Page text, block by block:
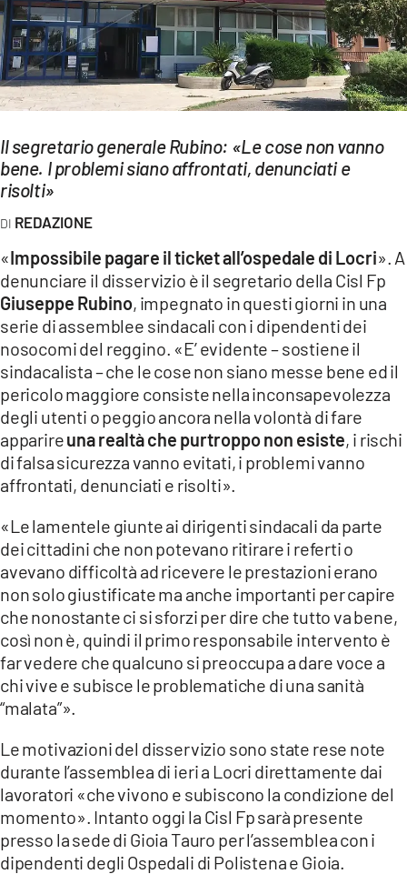
EVENTI
SPORT
Streaming
LAC TV
LAC NETWORK
LAC ONAIR
Network
LACPLAY.IT
LACTV.IT
LACONAIR.IT
LACITYMAG.IT
ILREGGINO.IT
COSENZACHANNEL.IT
ILVIBONESE.IT
CATANZAROCHANNEL.IT
LACAPITALENEWS.IT
App
ANDROID
APPLE
Il segretario generale Rubino: «Le cose non vanno
bene. I problemi siano affrontati, denunciati e
risolti»
REDAZIONE
«Impossibile pagare il ticket all’ospedale di Locri». A
denunciare il disservizio è il segretario della Cisl Fp
Giuseppe Rubino, impegnato in questi giorni in una
serie di assemblee sindacali con i dipendenti dei
nosocomi del reggino. «E’ evidente – sostiene il
sindacalista – che le cose non siano messe bene ed il
pericolo maggiore consiste nella inconsapevolezza
degli utenti o peggio ancora nella volontà di fare
apparireuna realtà che purtroppo non esiste, i rischi
di falsa sicurezza vanno evitati, i problemi vanno
affrontati, denunciati e risolti».
«Le lamentele giunte ai dirigenti sindacali da parte
dei cittadini che non potevano ritirare i referti o
avevano difficoltà ad ricevere le prestazioni erano
non solo giustificate ma anche importanti per capire
che nonostante ci si sforzi per dire che tutto va bene,
così non è, quindi il primo responsabile intervento è
far vedere che qualcuno si preoccupa a dare voce a
chi vive e subisce le problematiche di una sanità
“malata”».
Le motivazioni del disservizio sono state rese note
durante l’assemblea di ieri a Locri direttamente dai
lavoratori «che vivono e subiscono la condizione del
momento». Intanto oggi la Cisl Fp sarà presente
presso la sede di Gioia Tauro per l’assemblea con i
dipendenti degli Ospedali di Polistena e Gioia.